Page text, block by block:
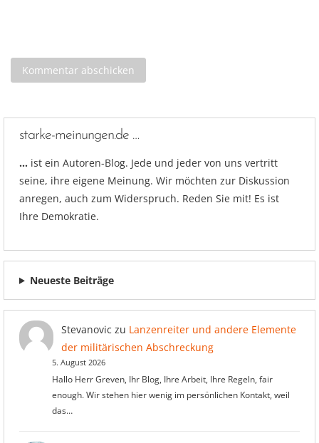
starke-meinungen.de …
… ist ein Autoren-Blog. Jede und jeder von uns vertritt
seine, ihre eigene Meinung. Wir möchten zur Diskussion
anregen, auch zum Widerspruch. Reden Sie mit! Es ist
Ihre Demokratie.
Neueste Beiträge
Stevanovic zu Lanzenreiter und andere Elemente
der militärischen Abschreckung
5. August 2026
Hallo Herr Greven, Ihr Blog, Ihre Arbeit, Ihre Regeln, fair
enough. Wir stehen hier wenig im persönlichen Kontakt, weil
das…